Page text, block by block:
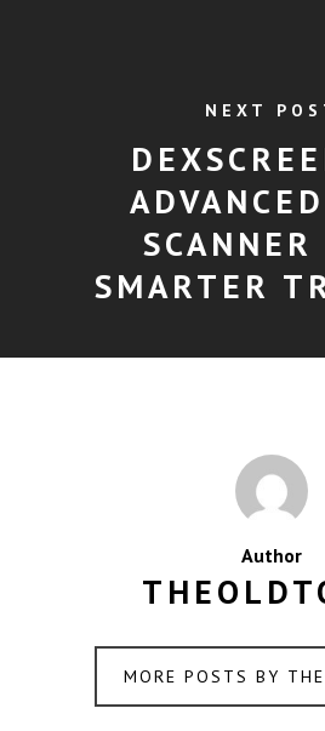
NEXT
SCANNER
SMARTER
Author
MORE POSTS BY